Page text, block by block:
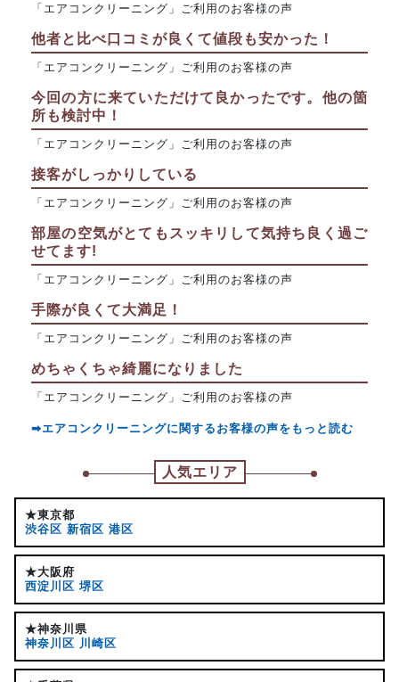
「エアコンクリーニング」ご利用のお客様の声
他者と比べ口コミが良くて値段も安かった！
「エアコンクリーニング」ご利用のお客様の声
今回の方に来ていただけて良かったです。他の箇
所も検討中！
「エアコンクリーニング」ご利用のお客様の声
接客がしっかりしている
「エアコンクリーニング」ご利用のお客様の声
部屋の空気がとてもスッキリして気持ち良く過ご
せてます!
「エアコンクリーニング」ご利用のお客様の声
手際が良くて大満足！
「エアコンクリーニング」ご利用のお客様の声
めちゃくちゃ綺麗になりました
「エアコンクリーニング」ご利用のお客様の声
➡エアコンクリーニングに関するお客様の声をもっと読む
人気エリア
★東京都
渋谷区 新宿区 港区
★大阪府
西淀川区 堺区
★神奈川県
神奈川区 川崎区